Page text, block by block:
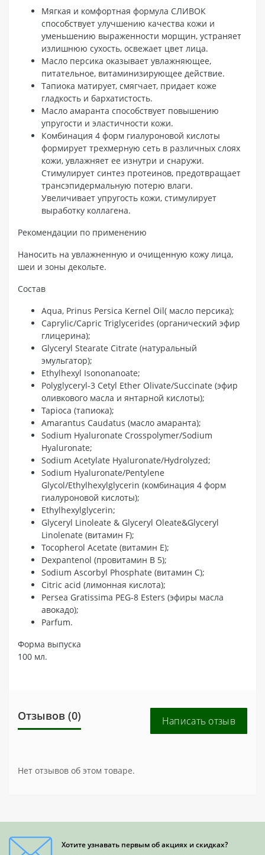
Мягкая и комфортная формула СЛИВОК
способствует улучшению качества кожи и
уменьшению выраженности морщин, устраняет
излишнюю сухость, освежает цвет лица.
Масло персика оказывает увлажняющее,
питательное, витаминизирующее действие.
Тапиока матирует, смягчает, придает коже
гладкость и бархатистость.
Масло амаранта способствует повышению
упругости и эластичности кожи.
Комбинация 4 форм гиалуроновой кислоты
формирует трехмерную сеть в различных слоях
кожи, увлажняет ее изнутри и снаружи.
Стимулирует синтез протеинов, предотвращает
трансэпидермальную потерю влаги.
Увеличивает упругость кожи, стимулирует
выработку коллагена.
Рекомендации по применению
Наносить на увлажненную и очищенную кожу лица,
шеи и зоны декольте.
Состав
Aqua, Prinus Persica Kernel Oil( масло персика);
Caprylic/Capric Triglycerides (органический эфир
глицерина);
Glyceryl Stearate Citrate (натуральный
эмульгатор);
Ethylhexyl Isononanoate;
Polyglyceryl-3 Cetyl Ether Olivate/Succinate (эфир
оливкового масла и янтарной кислоты);
Tapioca (тапиока);
Amarantus Caudatus (масло амаранта);
Sodium Hyaluronate Crosspolymer/Sodium
Hyaluronate;
Sodium Acetylate Hyaluronate/Hydrolyzed;
Sodium Hyaluronate/Pentylene
Glycol/Ethylhexylglycerin (комбинация 4 форм
гиалуроновой кислоты);
Ethylhexylglycerin;
Glyceryl Linoleate & Glyceryl Oleate&Glyceryl
Linolenate (витамин F);
Tocopherol Acetate (витамин Е);
Dexpantenol (провитамин В 5);
Sodium Ascorbyl Phosphate (витамин С);
Citric acid (лимонная кислота);
Persea Gratissima PEG-8 Esters (эфиры масла
авокадо);
Parfum.
Форма выпуска
100 мл.
Отзывов (0) Написать отзыв
Нет отзывов об этом товаре.
Хотите узнавать первым об акциях и скидках?